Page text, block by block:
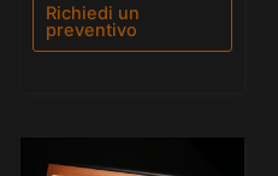
Richiedi un
preventivo